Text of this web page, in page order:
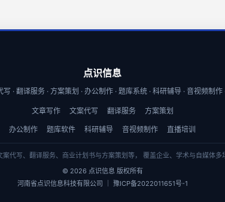
点识信息
· 翻译服务 · 方案策划 · 办公制作 · 题库系统 · 科研辅导 · 音视频制作
文章写作 文案代写 翻译服务 方案策划
办公制作 题库软件 科研辅导 音视频制作 直播培训
代写、翻译服务、商业计划书与方案策划等， 覆盖企业、学术与自媒体多
© 2026 点识信息 版权所有
河南省点识信息科技有限公司 ｜ 豫ICP备2022011651号-1